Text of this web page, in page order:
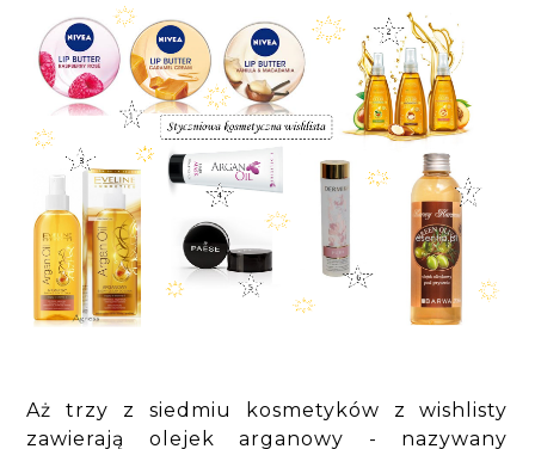
Aż trzy z siedmiu kosmetyków z wishlisty
zawierają olejek arganowy - nazywany